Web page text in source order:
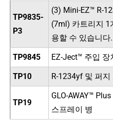
TP9835-
P3
(3) Mini-EZ™ R-
(7ml) 카트리지 1
용할 수 있습니다.
TP9845 EZ-Ject™ 주입 장
TP10 R-1234yf 및 퍼지
TP19
GLO-AWAY™
스프레이 병